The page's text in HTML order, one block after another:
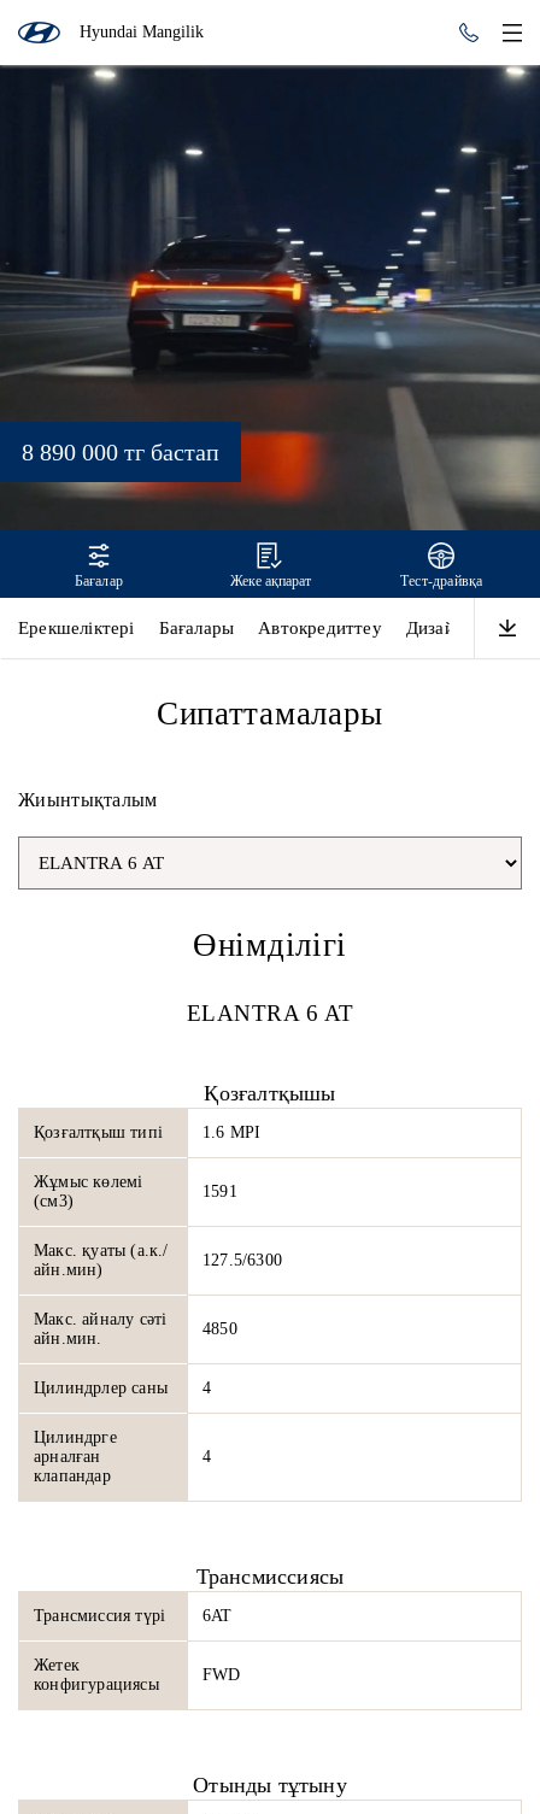
Hyundai Mangilik
ELANTRA
8 890 000 тг бастап
Бағалар Жеке ақпарат Тест-драйвқа
Ерекшеліктері Бағалары Автокредиттеу Дизайны
Сипаттамалары
Жиынтықталым
Өнімділігі
ELANTRA 6 AT
Қозғалтқышы
Қозғалтқыш типі 1.6 MPI
Жұмыс көлемі
(см3)
1591
Макс. қуаты (а.к./
айн.мин)
127.5/6300
Макс. айналу сәті
айн.мин.
4850
Цилиндрлер саны 4
Цилиндрге
арналған
клапандар
4
Трансмиссиясы
Трансмиссия түрі 6AT
Жетек
конфигурациясы
FWD
Отынды тұтыну